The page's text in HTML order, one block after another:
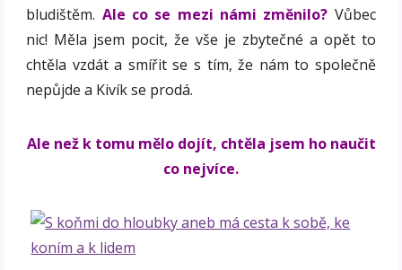
bludištěm. Ale co se mezi námi změnilo? Vůbec
nic! Měla jsem pocit, že vše je zbytečné a opět to
chtěla vzdát a smířit se s tím, že nám to společně
nepůjde a Kivík se prodá.
Ale než k tomu mělo dojít, chtěla jsem ho naučit
co nejvíce.